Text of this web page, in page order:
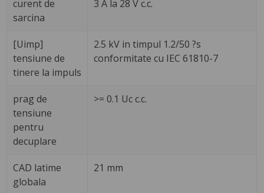
curent de
sarcina
3 A la 28 V c.c.
[Uimp]
tensiune de
tinere la impuls
2.5 kV in timpul 1.2/50 ?s
conformitate cu IEC 61810-7
prag de
tensiune
pentru
decuplare
>= 0.1 Uc c.c.
CAD latime
globala
21 mm